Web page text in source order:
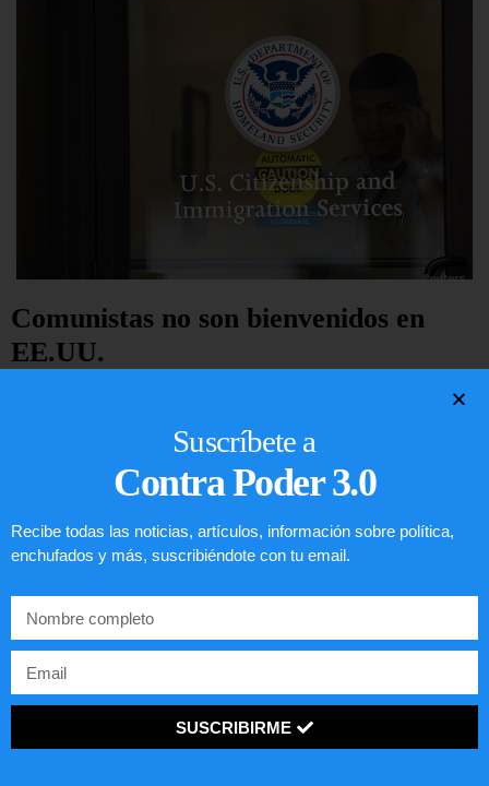
Comunistas no son bienvenidos en
EE.UU.
Suscríbete a
Contra Poder 3.0
Recibe todas las noticias, artículos, información sobre política,
enchufados y más, suscribiéndote con tu email.
SUSCRIBIRME